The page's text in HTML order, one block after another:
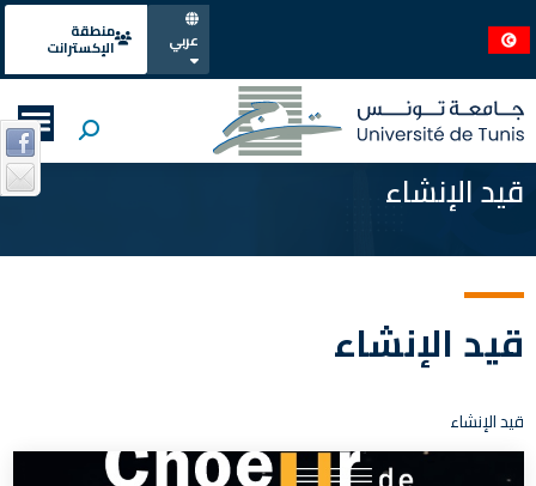
عربي
منطقة
الإكسترانت
قيد الإنشاء
قيد الإنشاء
قيد الإنشاء